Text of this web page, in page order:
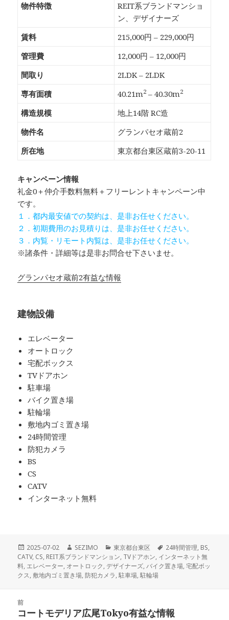
物件特徴
REIT系ブランドマンショ
ン、デザイナーズ
賃料
215,000円 – 229,000円
管理費
12,000円 – 12,000円
間取り
2LDK – 2LDK
専有面積
40.21m2 – 40.30m2
構造規模
地上14階 RC造
物件名
グランパセオ蔵前2
所在地
東京都台東区蔵前3-20-11
キャンペーン情報
礼金0＋仲介手数料無料＋ フリーレント キャンペーン中
です。
１．都内最安値での契約は、是非お任せください。
２．初期費用のお見積りは、是非お任せください。
３．内覧・リモート内覧は、是非お任せください。
※諸条件・詳細等は是非お問合せ下さいませ。
グランパセオ蔵前2有益な情報
建物設備
エレベーター
オートロック
宅配ボックス
TVドアホン
駐車場
バイク置き場
駐輪場
敷地内ゴミ置き場
24時間管理
防犯カメラ
BS
CS
CATV
インターネット無料
投
稿
日:
2025-07-02
作
成
者
SEZIMO
カ
テ
ゴ
リ
東京都台東区
タ
グ
24時間管理, BS,
CATV, CS, REIT系ブランドマンション, TVドアホン, インターネット無
料, エレベーター, オートロック,デザイナーズ,バイク置き場,宅配ボッ
クス, 敷地内ゴミ置き場,防犯カメラ,駐車場,駐輪場
前
前
コートモデリア広尾Tokyo有益な情報